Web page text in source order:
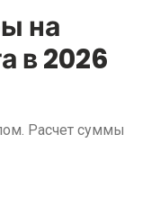
на
в 2026
Расчет суммы